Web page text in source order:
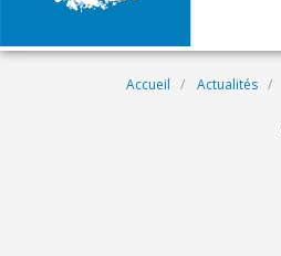
Fil d'Ariane
Accueil Actualités